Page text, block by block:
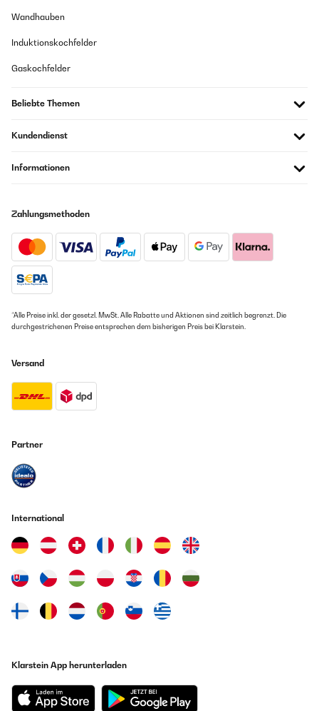
Wandhauben
Induktionskochfelder
Gaskochfelder
Beliebte Themen
Kundendienst
Informationen
Zahlungsmethoden
*Alle Preise inkl. der gesetzl. MwSt. Alle Rabatte und Aktionen sind zeitlich begrenzt. Die
durchgestrichenen Preise entsprechen dem bisherigen Preis bei Klarstein.
Versand
Partner
International
Klarstein App herunterladen